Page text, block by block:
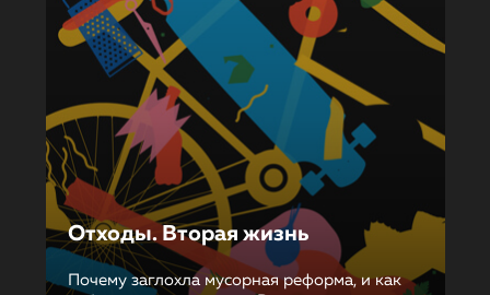
Отходы. Вторая жизнь
Почему заглохла мусорная реформа, и как